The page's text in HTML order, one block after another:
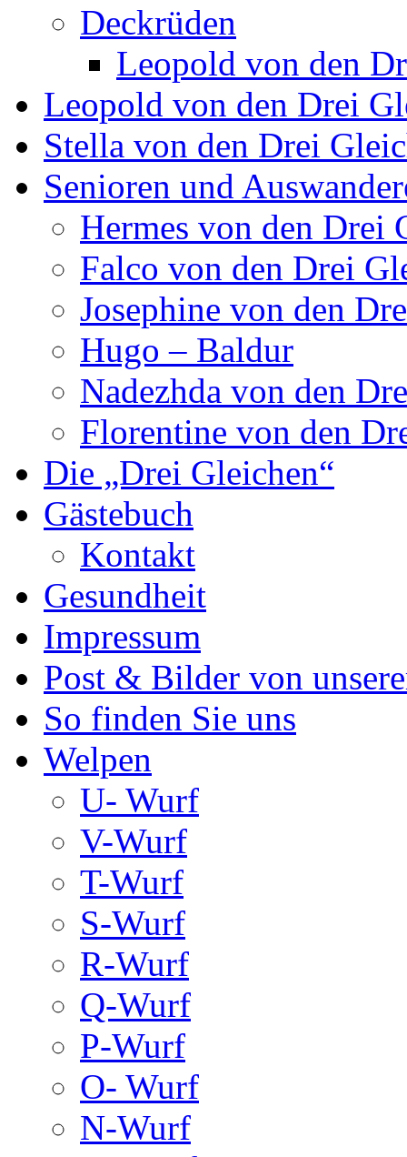
Deckrüden
Leopold von den
Leopold von den Drei
Stella von den Drei
Senioren und
Hermes von den Drei
Falco von den Drei
Josephine von den
Hugo – Baldur
Nadezhda von den
Florentine von den
Die „Drei Gleichen“
Gästebuch
Kontakt
Gesundheit
Impressum
Post & Bilder von
So finden Sie uns
Welpen
U- Wurf
V-Wurf
T-Wurf
S-Wurf
R-Wurf
Q-Wurf
P-Wurf
O- Wurf
N-Wurf